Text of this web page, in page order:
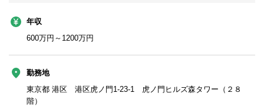
年収
600万円～1200万円
勤務地
東京都 港区 港区虎ノ門1-23-1 虎ノ門ヒルズ森タワー（２８
階）